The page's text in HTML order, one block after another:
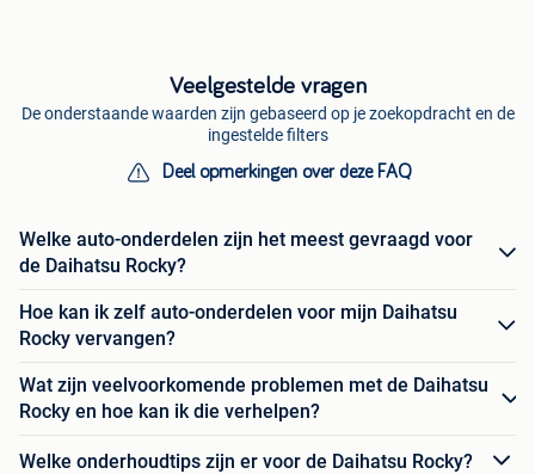
Veelgestelde vragen
De onderstaande waarden zijn gebaseerd op je zoekopdracht en de
ingestelde filters
Deel opmerkingen over deze FAQ
Welke auto-onderdelen zijn het meest gevraagd voor
de Daihatsu Rocky?
Hoe kan ik zelf auto-onderdelen voor mijn Daihatsu
Rocky vervangen?
Wat zijn veelvoorkomende problemen met de Daihatsu
Rocky en hoe kan ik die verhelpen?
Welke onderhoudtips zijn er voor de Daihatsu Rocky?